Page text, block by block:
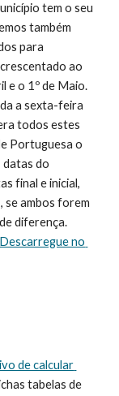
tem o seu
também
para
ao
e o 1º de Maio.
a sexta-feira
todos estes
Portuguesa o
datas do
final e inicial,
se ambos forem
diferença.
Descarregue no
de calcular
tabelas de